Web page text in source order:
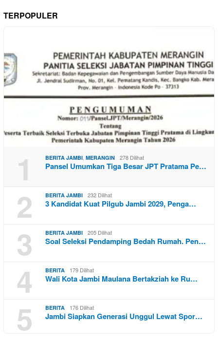
TERPOPULER
1 BERITA JAMBI, MERANGIN 278 Dilihat
Pansel Umumkan Tiga Besar JPT Pratama Pe…
2 BERITA JAMBI 232 Dilihat
3 Kandidat Kuat Pilgub Jambi 2029, Penga…
3 BERITA JAMBI 205 Dilihat
Soal Seleksi Pendamping Bedah Rumah. Pen…
4 BERITA 179 Dilihat
Wali Kota Jambi Maulana Bertakziah ke Ru…
5 BERITA 176 Dilihat
Jambi Siapkan Generasi Unggul Lewat Spor…